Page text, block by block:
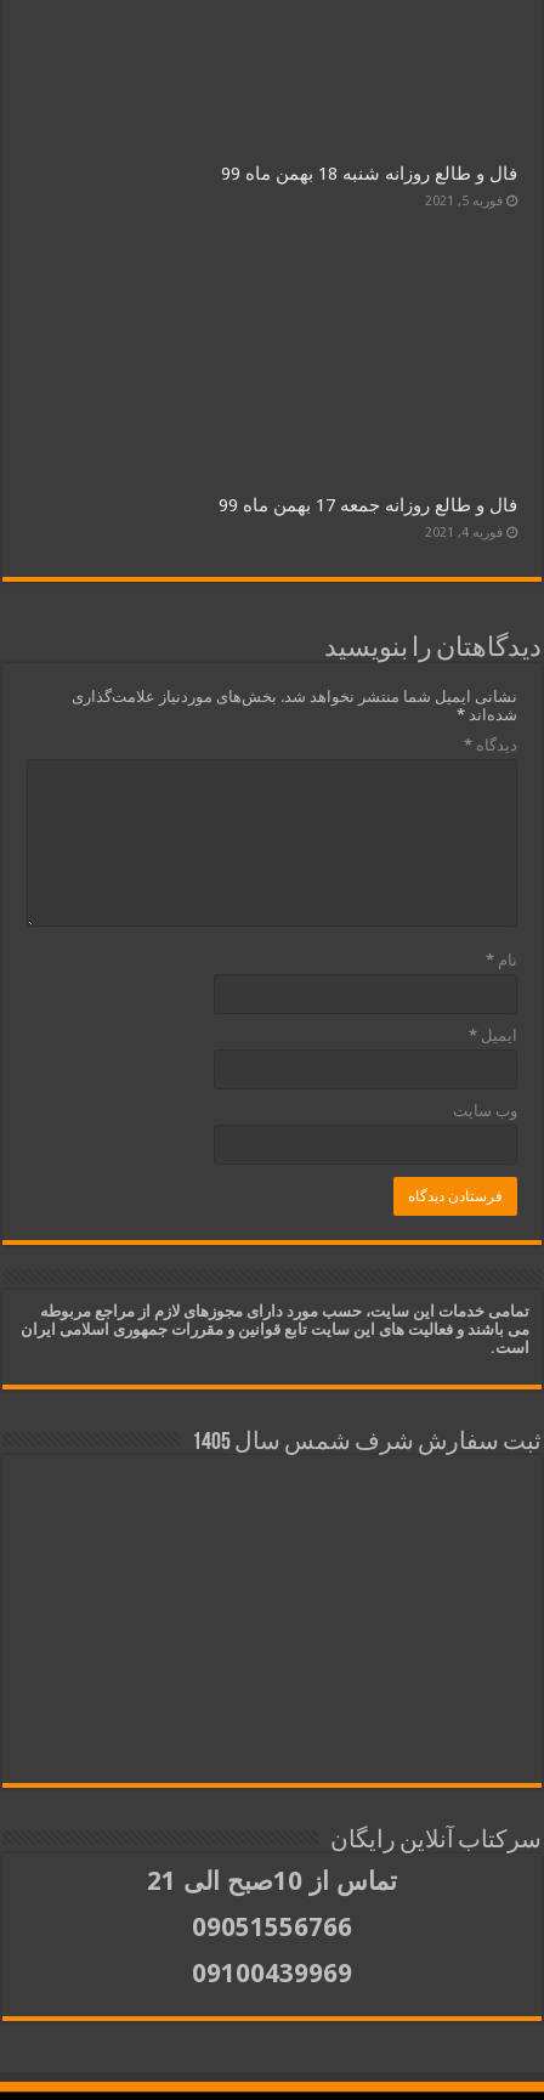
فال و طالع روزانه شنبه 18 بهمن ماه 99
فوریه 5, 2021
فال و طالع روزانه جمعه 17 بهمن ماه 99
فوریه 4, 2021
دیدگاهتان را بنویسید
نشانی ایمیل شما منتشر نخواهد شد. بخش‌های موردنیاز علامت‌گذاری
شده‌اند*
دیدگاه*
نام*
ایمیل*
وب‌ سایت
تمامی خدمات این سایت، حسب مورد دارای مجوزهای لازم از مراجع مربوطه
می باشند و فعالیت های این سایت تابع قوانین و مقررات جمهوری اسلامی ایران
است.
ثبت سفارش شرف شمس سال 1405
سرکتاب آنلاین رایگان
تماس از 10صبح الی 21
09051556766
09100439969